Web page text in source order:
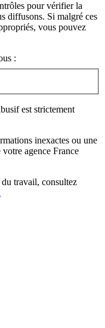
pour vérifier la
diffusons. Si malgré ces
vous pouvez
:
est strictement
inexactes ou une
agence France
travail, consultez